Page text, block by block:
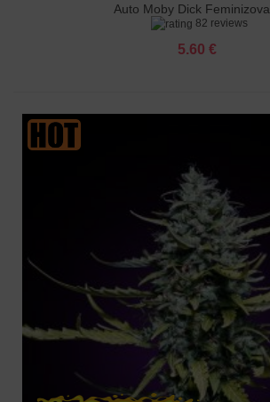
Auto Moby Dick
82 reviews
5.60 €